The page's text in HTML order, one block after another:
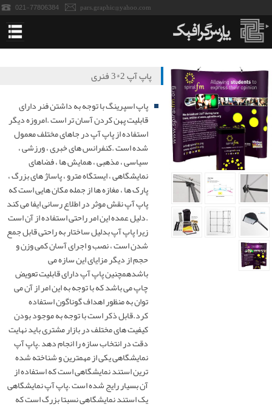
021-77806384 pars.graphic@yahoo.com
استندهای نمایشگاه
پاپ آپ نمایشگاه
پانل نمایشگاه
میز کانتر نمایشگاه
میزکانتر تاجدار-سمپلینگ
رول آپ نمایشگاه
جاکاتالوگی-استند کاتالوگ نمایشگاه
پاپ آپ 2*3 فنری
پاپ اسپرینگ با توجه به داشتن فنر دارای
قابلیت پهن کردن آسان تر است .امروزه دیگر
استفاده از پاپ آپ در جاهای مختلف معمول
شده است .کنفرانس های خبری ، ورزشی ،
سیاسی ، مذهبی ، همایش ها ، فضاهای
نمایشگاهی ، ایستگاه مترو ، پاساژ های بزرگ ،
پارک ها ، مغازه ها از جمله مکان هایی است که
پاپ آپ نقش موثر در اطلاع رسانی ایفا می کند
.دلیل عمده این امر راحتی استفاده از آن است
زیرا پاپ آپ بدلیل ساختار به راحتی قابل جمع
شدن است ، نصب و اجرای آسان کمی وزن و
حجم از دیگر مزایای این سازه می
باشدهمچنین پاپ آپ دارای قابلیت تعویض
چاپ می باشد که با توجه به این امر از آن می
توان به منظور اهداف گوناگون استفاده
کرد.قابل ذکر است با توجه به موجود بودن
کیفیت های مختلف در بازار مشتری باید نهایت
دقت در انتخاب سازه را انجام دهد .پاپ آپ
نمایشگاهی یکی از مهمترین و شناخته شده
ترین استند نمایشگاهی است که استفاده از
آن بسیار رایج شده است .پاپ آپ نمایشگاهی
یک استند نمایشگاهی نسبتا بزرگ است که